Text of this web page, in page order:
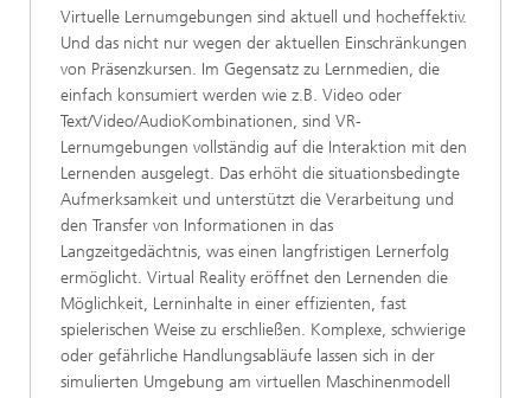
Virtuelle Lernumgebungen sind aktuell und hocheffektiv.
Und das nicht nur wegen der aktuellen Einschränkungen
von Präsenzkursen. Im Gegensatz zu Lernmedien, die
einfach konsumiert werden wie z.B. Video oder
Text/Video/AudioKombinationen, sind VR-
Lernumgebungen vollständig auf die Interaktion mit den
Lernenden ausgelegt. Das erhöht die situationsbedingte
Aufmerksamkeit und unterstützt die Verarbeitung und
den Transfer von Informationen in das
Langzeitgedächtnis, was einen langfristigen Lernerfolg
ermöglicht. Virtual Reality eröffnet den Lernenden die
Möglichkeit, Lerninhalte in einer effizienten, fast
spielerischen Weise zu erschließen. Komplexe, schwierige
oder gefährliche Handlungsabläufe lassen sich in der
simulierten Umgebung am virtuellen Maschinenmodell